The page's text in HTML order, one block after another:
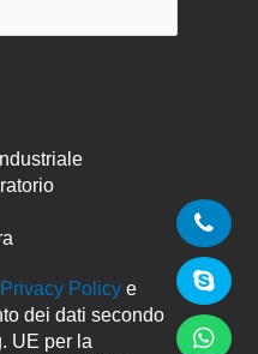
Privacy Policy e
dei dati secondo
UE per la